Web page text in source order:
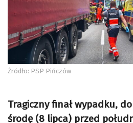
Źródło: PSP Pińczów
Tragiczny finał wypadku,
środę (8 lipca) przed